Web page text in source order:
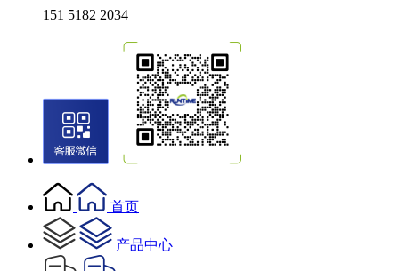
151 5182 2034
首页
产品中心